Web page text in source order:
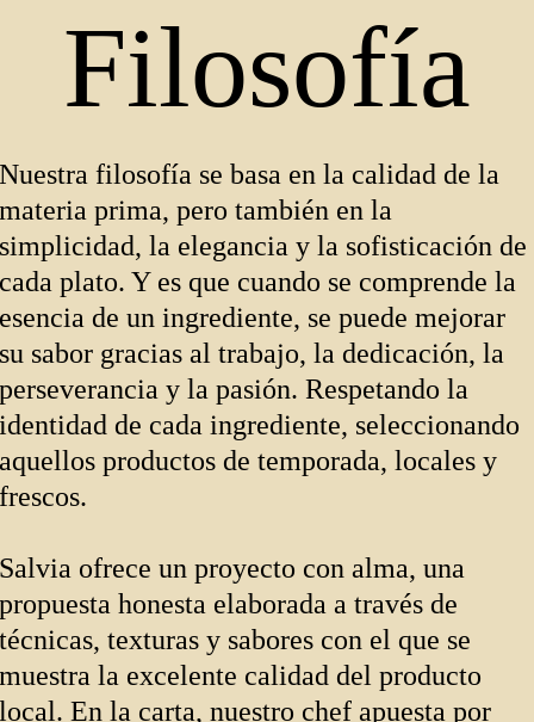
Filosofía
Nuestra filosofía se basa en la calidad de la
materia prima, pero también en la
simplicidad, la elegancia y la sofisticación de
cada plato. Y es que cuando se comprende la
esencia de un ingrediente, se puede mejorar
su sabor gracias al trabajo, la dedicación, la
perseverancia y la pasión. Respetando la
identidad de cada ingrediente, seleccionando
aquellos productos de temporada, locales y
frescos.
Salvia ofrece un proyecto con alma, una
propuesta honesta elaborada a través de
técnicas, texturas y sabores con el que se
muestra la excelente calidad del producto
local. En la carta, nuestro chef apuesta por